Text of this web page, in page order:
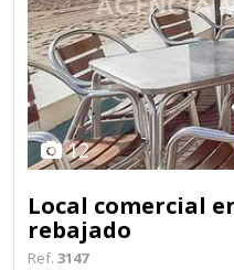
12
Local comercial
rebajado
Ref. 3147